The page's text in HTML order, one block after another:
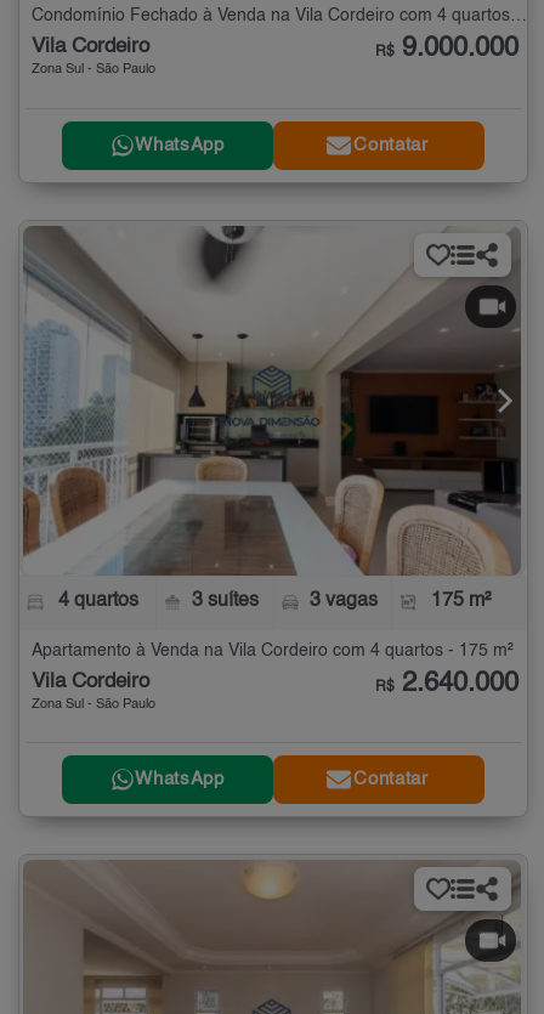
Condomínio Fechado à Venda na Vila Cordeiro com 4 quartos - 719 m²
Vila Cordeiro
Zona Sul - São Paulo
R$ 9.000.000
WhatsApp Contatar
4 quartos 3 suítes 3 vagas 175 m²
Apartamento à Venda na Vila Cordeiro com 4 quartos - 175 m²
Vila Cordeiro
Zona Sul - São Paulo
R$ 2.640.000
WhatsApp Contatar